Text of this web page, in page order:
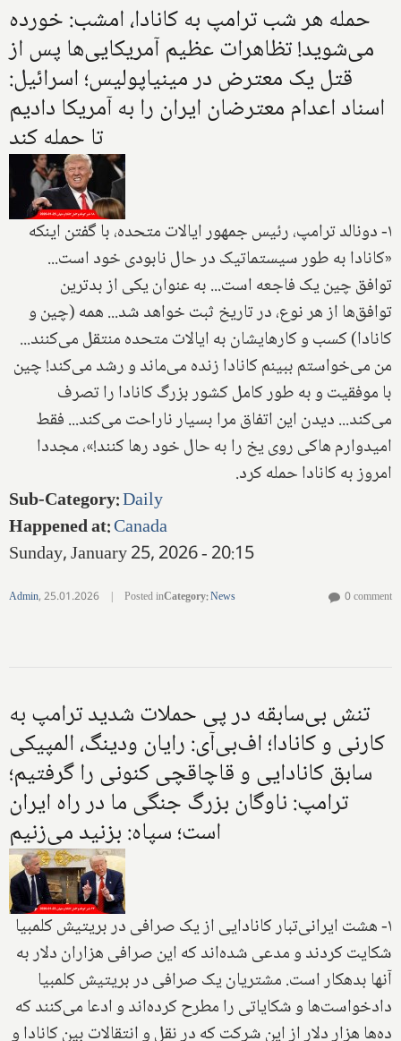
حمله هر شب ترامپ به کانادا، امشب: خورده
می‌شوید! تظاهرات عظیم آمریکایی‌ها پس از
قتل یک معترض در مینیاپولیس؛ اسرائیل:
اسناد اعدام معترضان ایران را به آمریکا دادیم
تا حمله کند
۱- دونالد ترامپ، رئیس جمهور ایالات متحده، با گفتن اینکه
«کانادا به طور سیستماتیک در حال نابودی خود است...
توافق چین یک فاجعه است... به عنوان یکی از بدترین
توافق‌ها از هر نوع، در تاریخ ثبت خواهد شد... همه (چین و
کانادا) کسب و کارهایشان به ایالات متحده منتقل می‌کنند...
من می‌خواستم ببینم کانادا زنده می‌ماند و رشد می‌کند! چین
با موفقیت و به طور کامل کشور بزرگ کانادا را تصرف
می‌کند... دیدن این اتفاق مرا بسیار ناراحت می‌کند... فقط
امیدوارم هاکی روی یخ را به حال خود رها کنند!»، مجددا
امروز به کانادا حمله کرد.
Sub-Category:Daily
Happened at:Canada
Sunday, January 25, 2026 - 20:15
Admin,25.01.2026 | Posted inCategory:News 0 comment
تنش بی‌سابقه در پی حملات شدید ترامپ به
کارنی و کانادا؛ اف‌بی‌آی: رایان ودینگ، المپیکی
سابق کانادایی و قاچاقچی کنونی را گرفتیم؛
ترامپ: ناوگان بزرگ جنگی ما در راه ایران
است؛ سپاه: بزنید می‌زنیم
۱- هشت ایرانی‌تبار کانادایی از یک صرافی در بریتیش کلمبیا
شکایت کردند و مدعی شده‌اند که این صرافی هزاران دلار به
آنها بدهکار است. مشتریان یک صرافی در بریتیش کلمبیا
دادخواست‌ها و شکایاتی را مطرح کرده‌اند و ادعا می‌کنند که
ده‌ها هزار دلار از این شرکت که در نقل و انتقالات بین کانادا و